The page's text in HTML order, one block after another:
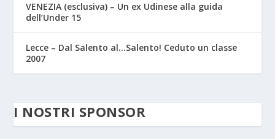
VENEZIA (esclusiva) – Un ex Udinese alla guida
dell’Under 15
Lecce – Dal Salento al…Salento! Ceduto un classe
2007
I NOSTRI SPONSOR